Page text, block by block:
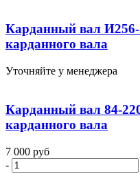
Карданный вал И256-
карданного вала
Уточняйте у менеджера
Карданный вал 84-
карданного вала
7 000 руб
-